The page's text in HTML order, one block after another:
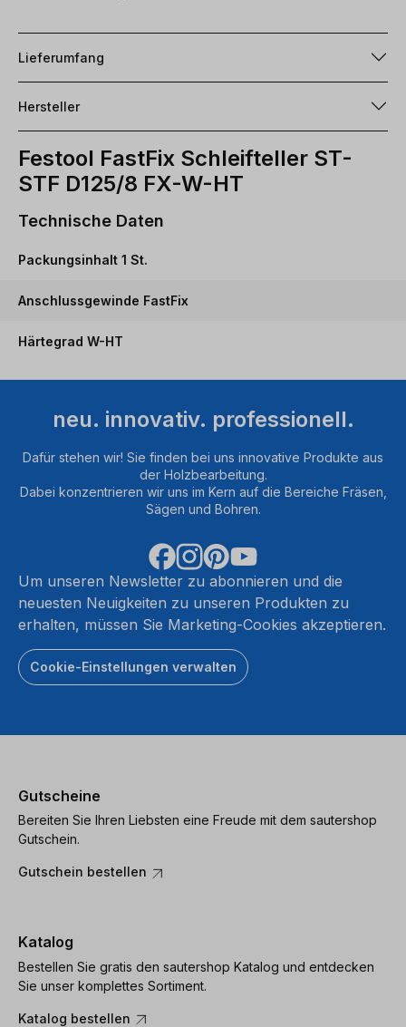
Lieferumfang
Hersteller
Festool FastFix Schleifteller ST-
STF D125/8 FX-W-HT
Technische Daten
Packungsinhalt 1 St.
Anschlussgewinde FastFix
Härtegrad W-HT
neu. innovativ. professionell.
Dafür stehen wir! Sie finden bei uns innovative Produkte aus
der Holzbearbeitung.
Dabei konzentrieren wir uns im Kern auf die Bereiche Fräsen,
Sägen und Bohren.
Um unseren Newsletter zu abonnieren und die
neuesten Neuigkeiten zu unseren Produkten zu
erhalten, müssen Sie Marketing-Cookies akzeptieren.
Cookie-Einstellungen verwalten
Gutscheine
Bereiten Sie Ihren Liebsten eine Freude mit dem sautershop
Gutschein.
Gutschein bestellen
Katalog
Bestellen Sie gratis den sautershop Katalog und entdecken
Sie unser komplettes Sortiment.
Katalog bestellen